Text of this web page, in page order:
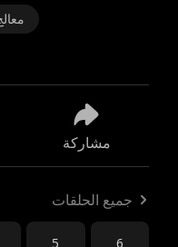
مشاركة
جميع الحلقات
5 6